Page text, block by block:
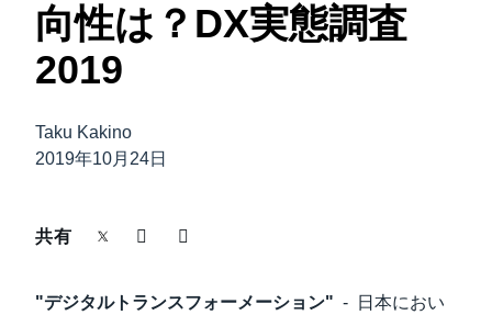
Italia (Italiano)
日本（日本語)
経理・総務の豆知識
出張・経費管理トレンド
中堅・中小企業
向性は？DX実態調査
2019
Taku Kakino
2019年10月24日
共有
"デジタルトランスフォーメーション" - 日本におい